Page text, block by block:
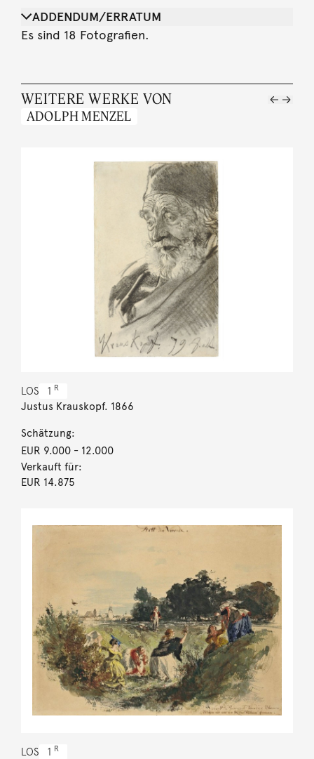
ADDENDUM/ERRATUM
Es sind 18 Fotografien.
WEITERE WERKE VON
ADOLPH MENZEL
LOS 1 R
Justus Krauskopf. 1866
Schätzung:
EUR 9.000- 12.000
Verkauft für:
EUR 14.875
LOS 1 R